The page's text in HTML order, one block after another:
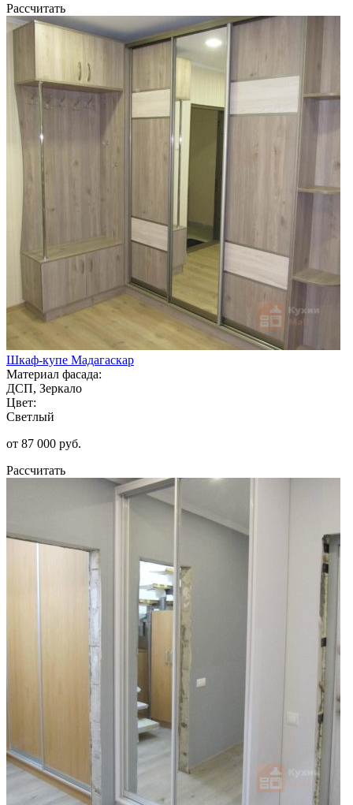
Рассчитать
Шкаф-купе Мадагаскар
Материал фасада:
ДСП, Зеркало
Цвет:
Светлый
от 87 000 руб.
Рассчитать